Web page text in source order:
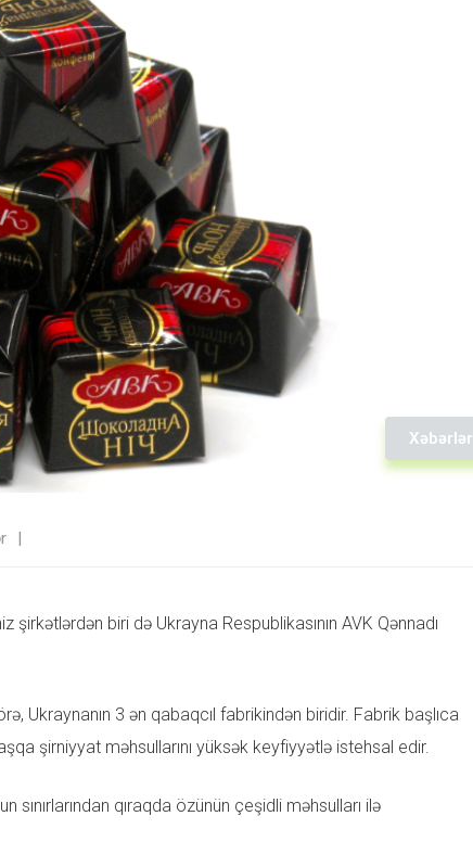
Xəbərlər
şirkətlərdən biri də Ukrayna Respublikasının AVK Qənnadı
Ukraynanın 3 ən qabaqcıl fabrikindən biridir. Fabrik başlıca
şirniyyat məhsullarını yüksək keyfiyyətlə istehsal edir.
qıraqda özünün çeşidli məhsulları ilə